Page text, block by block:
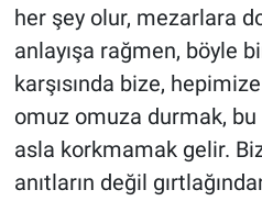
her şey olur, mezarlara
anlayışa rağmen, böyle
karşısında bize,
omuz omuza durmak,
asla korkmamak gelir.
anıtların değil